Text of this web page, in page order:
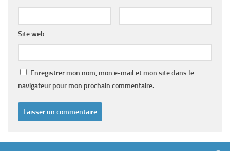
Site web
Enregistrer mon nom, mon e-mail et mon site dans le
navigateur pour mon prochain commentaire.